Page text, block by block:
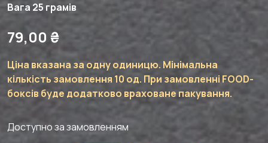
Вага 25 грамів
79,00 ₴
Ціна вказана за одну одиницю. Мінімальна
кількість замовлення 10 од. При замовленні FOOD-
боксів буде додатково враховане пакування.
Доступно за замовленням